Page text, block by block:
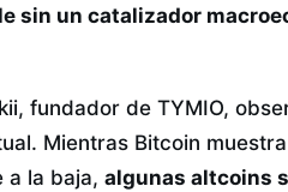
sin un catalizador
fundador de TYMIO,
Mientras Bitcoin
a la baja, algunas altcoins